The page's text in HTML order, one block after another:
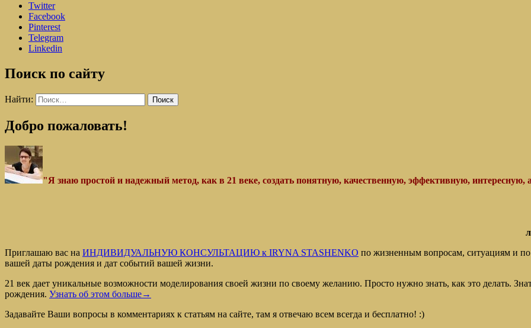
Twitter
Facebook
Pinterest
Telegram
Linkedin
Поиск по сайту
Найти:
Добро пожаловать!
"Я знаю простой и надежный метод, как в 21 веке, создать понятную, качественную, эффективную, интересную,
Приглашаю вас на ИНДИВИДУАЛЬНУЮ КОНСУЛЬТАЦИЮ к IRYNA STASHENKO по жизненным вопросам, ситуациям и
вашей даты рождения и дат событий вашей жизни.
21 век дает уникальные возможности моделирования своей жизни по своему желанию. Просто нужно знать, как это делать.
рождения. Узнать об этом больше→
Задавайте Ваши вопросы в комментариях к статьям на сайте, там я отвечаю всем всегда и бесплатно! :)